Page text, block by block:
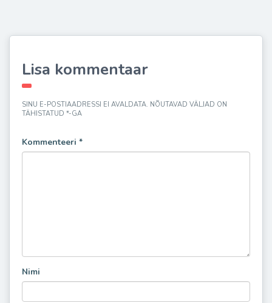
Lisa kommentaar
SINU E-POSTIAADRESSI EI AVALDATA. NÕUTAVAD VÄLJAD ON
TÄHISTATUD *-GA
Kommenteeri *
Nimi